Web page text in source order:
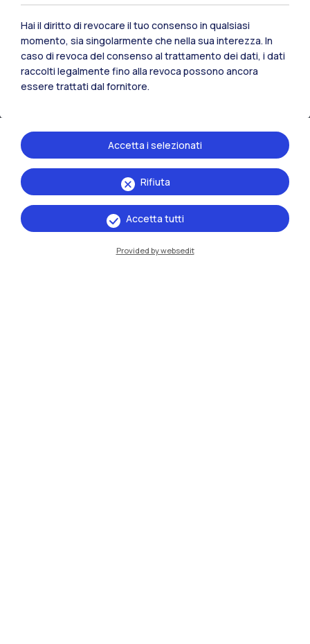
IT EN
Sedi
Milano Bovisa
Cremona
Lecco
Mantova
Hai il diritto di revocare il tuo consenso in qualsiasi
momento, sia singolarmente che nella sua interezza. In
caso di revoca del consenso al trattamento dei dati, i dati
raccolti legalmente fino alla revoca possono ancora
essere trattati dal fornitore.
Rifiuta
Accetta i selezionati
Accetta tutti
Provided by websedit